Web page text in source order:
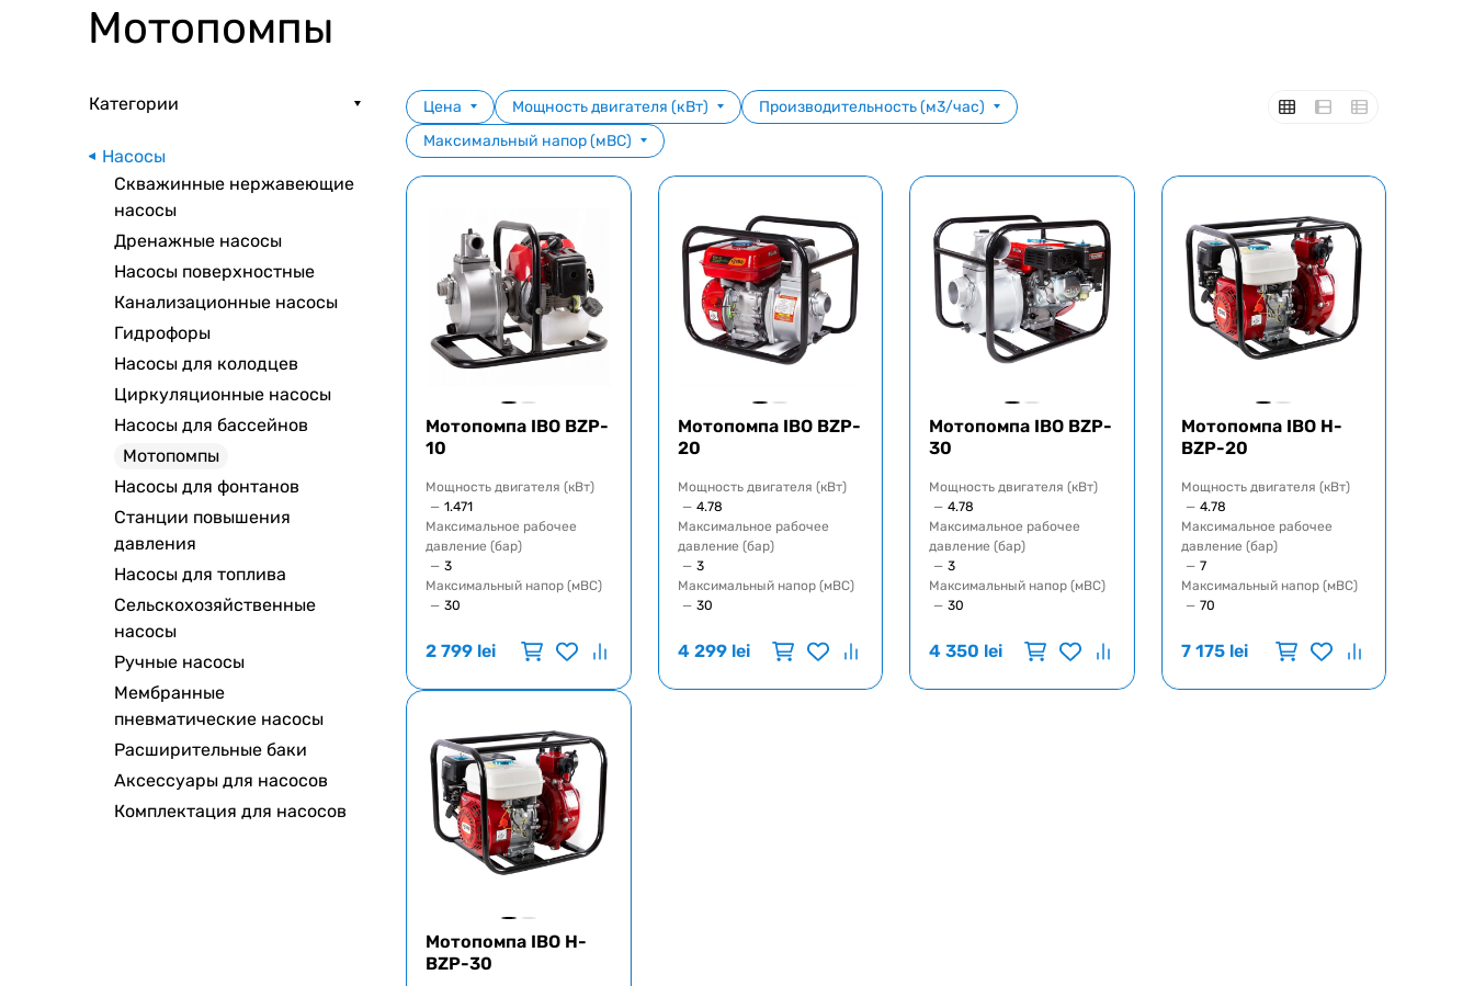
Мотопомпы
Категории
Насосы
Скважинные нержавеющие
насосы
Дренажные насосы
Насосы поверхностные
Канализационные насосы
Гидрофоры
Насосы для колодцев
Циркуляционные насосы
Насосы для бассейнов
Мотопомпы
Насосы для фонтанов
Станции повышения
давления
Насосы для топлива
Сельскохозяйственные
насосы
Ручные насосы
Мембранные
пневматические насосы
Расширительные баки
Аксессуары для насосов
Комплектация для насосов
Цена Мощность двигателя (кВт)
Производительность (м3/час)
Максимальный напор (мВС)
Мотопомпа IBO BZP-
10
Мощность двигателя (кВт)
— 1.471
Максимальное рабочее
давление (бар)
— 3
Максимальный напор (мВС)
— 30
2 799 lei
Мотопомпа IBO BZP-
20
Мощность двигателя (кВт)
— 4.78
Максимальное рабочее
давление (бар)
— 3
Максимальный напор (мВС)
— 30
4 299 lei
Мотопомпа IBO BZP-
30
Мощность двигателя (кВт)
— 4.78
Максимальное рабочее
давление (бар)
— 3
Максимальный напор (мВС)
— 30
4 350 lei
Мотопомпа IBO H-
BZP-20
Мощность двигателя (кВт)
— 4.78
Максимальное рабочее
давление (бар)
— 7
Максимальный напор (мВС)
— 70
7 175 lei
Мотопомпа IBO H-
BZP-30